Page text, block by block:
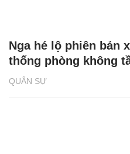
QUÂN SỰ
Nga hé lộ phiên bản
thống phòng không